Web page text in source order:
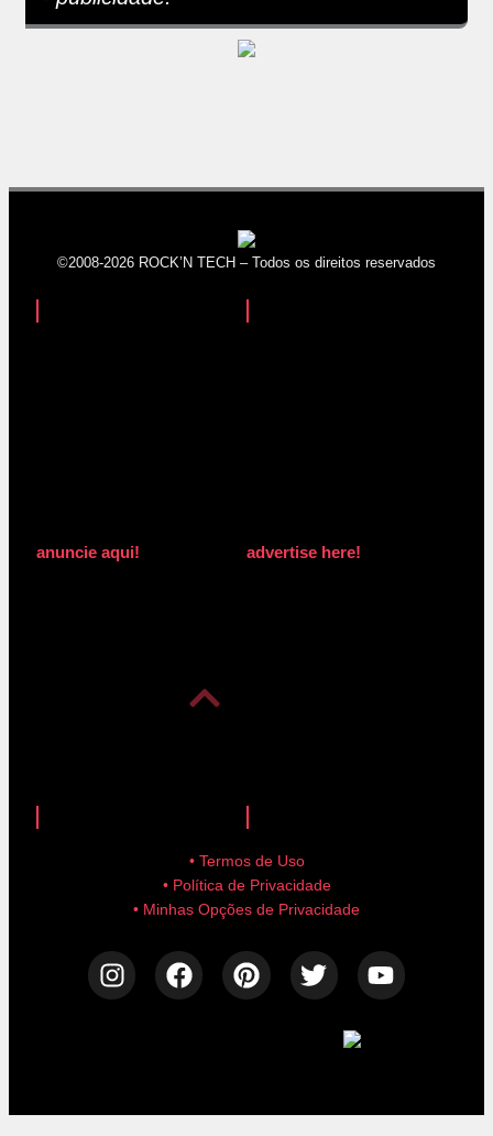
©2008-2026 ROCK’N TECH – Todos os direitos reservados
anuncie aqui! advertise here!
• Termos de Uso
• Política de Privacidade
• Minhas Opções de Privacidade